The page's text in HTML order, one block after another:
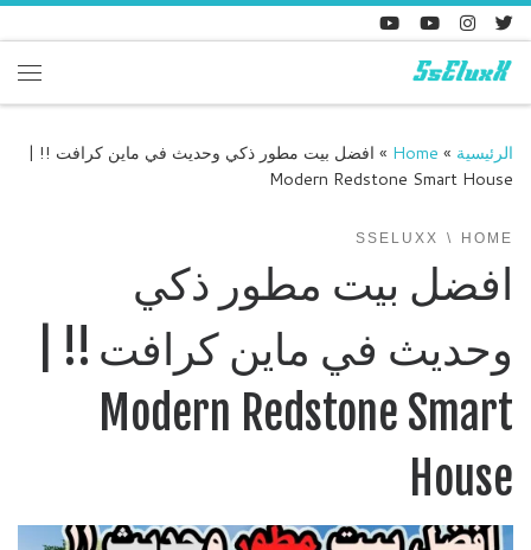
Skip to content
الرئيسية »
Home
» افضل بيت مطور ذكي وحديث في ماين كرافت !! |
Modern Redstone Smart House
HOME
SSELUXX
افضل بيت مطور ذكي
وحديث في ماين كرافت !! |
Modern Redstone Smart
House